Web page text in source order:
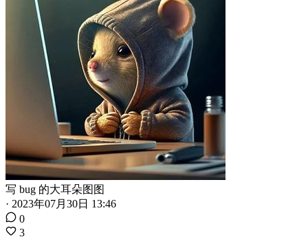
写 bug 的大耳朵图图
· 2023年07月30日 13:46
0
3